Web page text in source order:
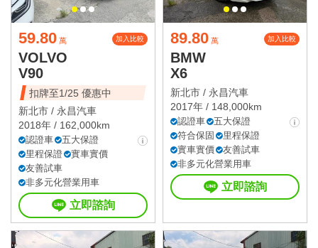
59.80 萬 加入比較
VOLVO
V90
扣牌至1/25 優惠中
新北市 / 永昌汽車
2018年 / 162,000km
認證車
五大保證
里程保證
實車實價
友善試車
非多元化營業用車
立即諮詢
89.80 萬 加入比較
BMW
X6
新北市 / 永昌汽車
2017年 / 148,000km
認證車
五大保證
符合保固
里程保證
實車實價
友善試車
非多元化營業用車
立即諮詢